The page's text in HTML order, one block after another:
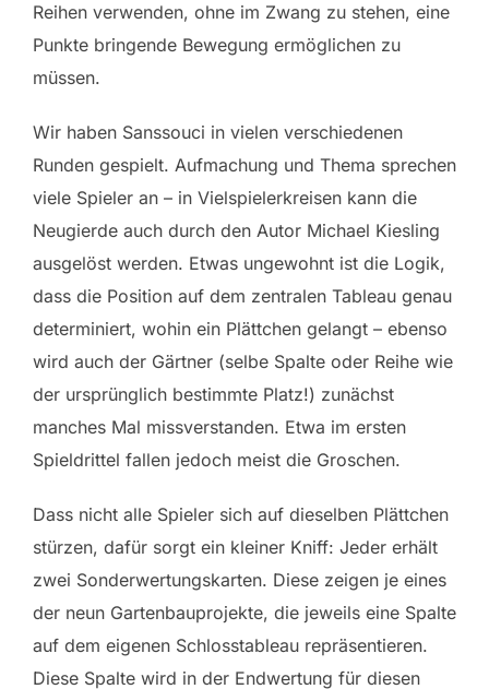
Reihen verwenden, ohne im Zwang zu stehen, eine
Punkte bringende Bewegung ermöglichen zu
müssen.
Wir haben Sanssouci in vielen verschiedenen
Runden gespielt. Aufmachung und Thema sprechen
viele Spieler an – in Vielspielerkreisen kann die
Neugierde auch durch den Autor Michael Kiesling
ausgelöst werden. Etwas ungewohnt ist die Logik,
dass die Position auf dem zentralen Tableau genau
determiniert, wohin ein Plättchen gelangt – ebenso
wird auch der Gärtner (selbe Spalte oder Reihe wie
der ursprünglich bestimmte Platz!) zunächst
manches Mal missverstanden. Etwa im ersten
Spieldrittel fallen jedoch meist die Groschen.
Dass nicht alle Spieler sich auf dieselben Plättchen
stürzen, dafür sorgt ein kleiner Kniff: Jeder erhält
zwei Sonderwertungskarten. Diese zeigen je eines
der neun Gartenbauprojekte, die jeweils eine Spalte
auf dem eigenen Schlosstableau repräsentieren.
Diese Spalte wird in der Endwertung für diesen